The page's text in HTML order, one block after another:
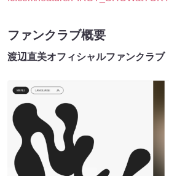
ファンクラブ概要
渡辺直美オフィシャルファンクラブ